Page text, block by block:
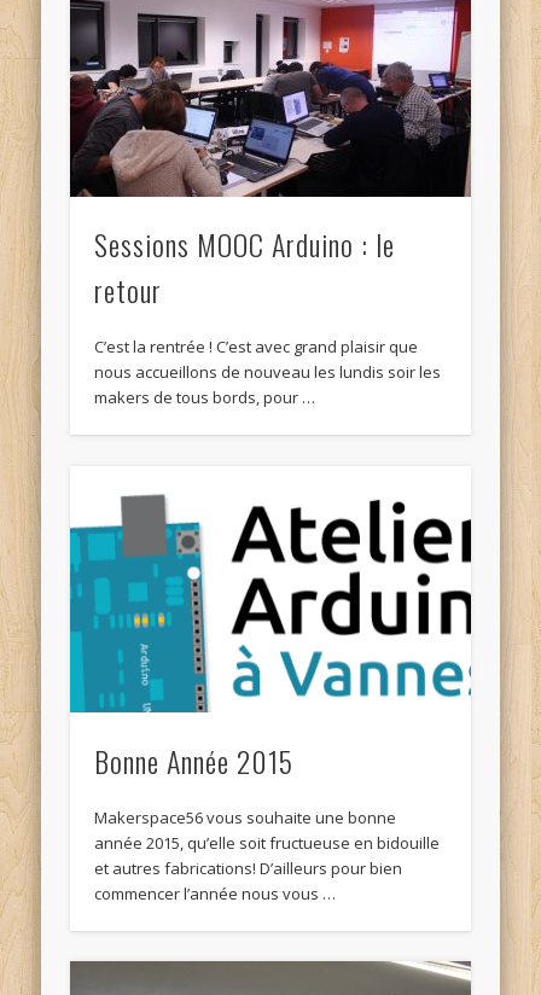
Sessions MOOC Arduino : le
retour
C’est la rentrée ! C’est avec grand plaisir que
nous accueillons de nouveau les lundis soir les
makers de tous bords, pour …
Bonne Année 2015
Makerspace56 vous souhaite une bonne
année 2015, qu’elle soit fructueuse en bidouille
et autres fabrications! D’ailleurs pour bien
commencer l’année nous vous …